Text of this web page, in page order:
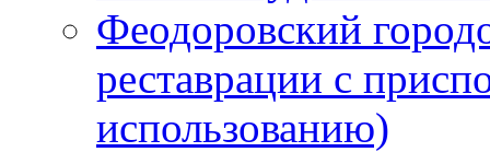
Феодоровский
реставрации с
использованию)